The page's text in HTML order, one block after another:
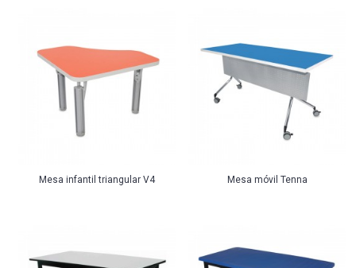
Mesa infantil triangular V4 Mesa móvil Tenna